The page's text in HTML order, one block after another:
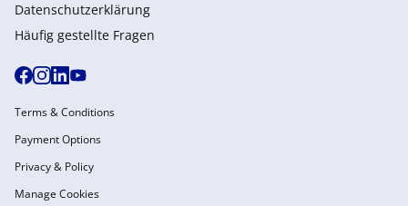
Datenschutzerklärung
Häufig gestellte Fragen
Terms & Conditions
Payment Options
Privacy & Policy
Manage Cookies